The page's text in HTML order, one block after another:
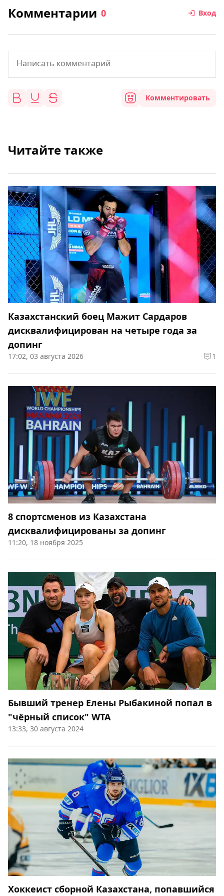
Комментарии 0 Вход
Комментировать
Читайте также
Казахстанский боец Мажит Сардаров
дисквалифицирован на четыре года за
допинг
17:02, 03 августа 2026 1
8 спортсменов из Казахстана
дисквалифицированы за допинг
11:20, 18 ноября 2025
Бывший тренер Елены Рыбакиной попал в
"чёрный список" WTA
13:33, 30 августа 2024
Хоккеист сборной Казахстана, попавшийся